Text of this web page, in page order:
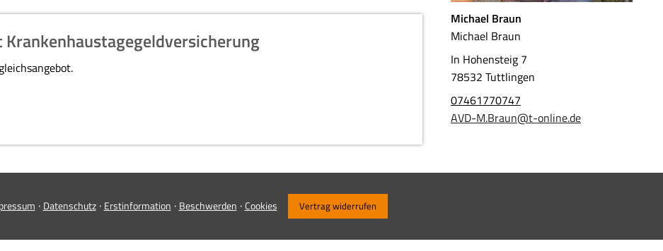
Michael Braun
Michael Braun
In Hohensteig 7
78532 Tuttlingen
07461770747
AVD-M.Braun@t-online.de
· Datenschutz· Erstinformation · Beschwerden ·Cookies Vertrag widerrufen